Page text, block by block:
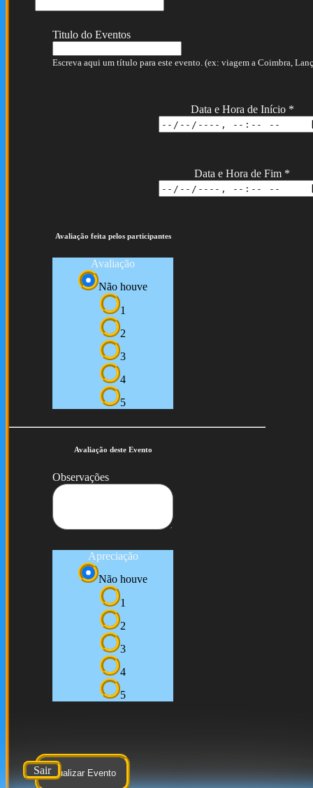
Titulo do Eventos
Escreva aqui um título para este evento. (ex: viagem a Coimbra,
Data e Hora de Início *
Data e Hora de Fim *
Avaliação feita pelos participantes
Avaliação
Não houve
1
2
3
4
5
Avaliação deste Evento
Observações
Apreciação
Não houve
1
2
3
4
5
Atualizar Evento
Sair